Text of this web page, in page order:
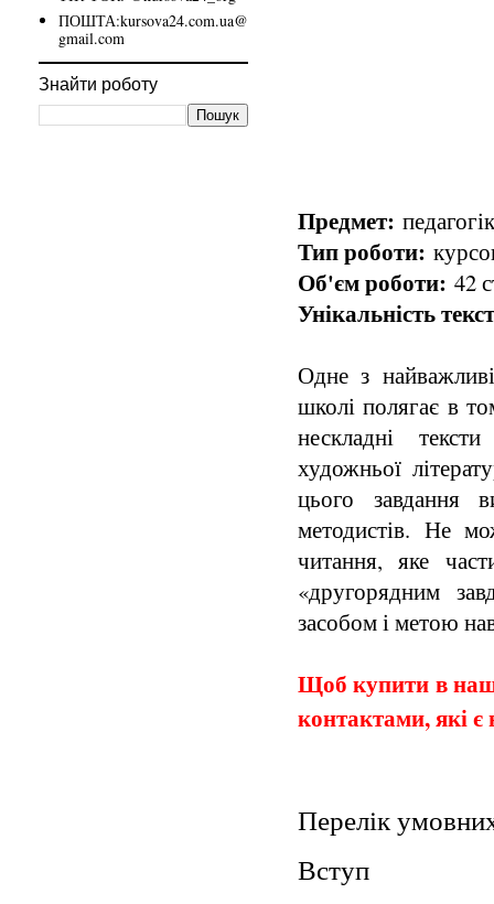
Предмет:
Тип роботи:
Об'єм роботи: 42
Унікальність
Одне з
школі полягає в
нескладні
художньої
цього завдання
методистів. Не
читання, яке
«другорядним
засобом і метою
Щоб купити в
контактами, які є
Перелік
Вступ
ПОШТА:kursova24.com.ua@
gmail.com
Знайти роботу